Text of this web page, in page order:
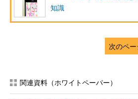
知識
次のペ
関連資料（ホワイトペーパー）